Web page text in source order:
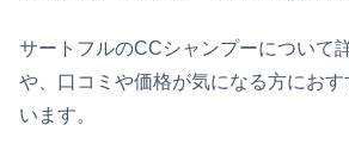
サートフルのCCシャンプーについて
や、口コミや価格が気になる方にお
います。